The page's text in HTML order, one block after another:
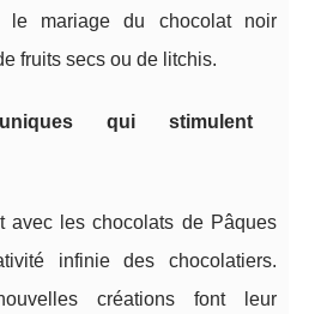
le mariage du chocolat noir
fruits secs ou de litchis.
qui stimulent
avec les chocolats de Pâques
infinie des chocolatiers.
créations font leur